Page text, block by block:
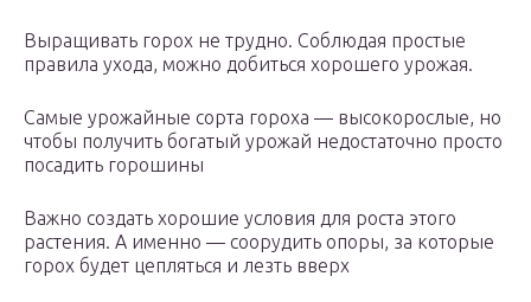
Выращивать горох не трудно. Соблюдая простые
правила ухода, можно добиться хорошего урожая.
Самые урожайные сорта гороха — высокорослые, но
чтобы получить богатый урожай недостаточно просто
посадить горошины
Важно создать хорошие условия для роста этого
растения. А именно — соорудить опоры, за которые
горох будет цепляться и лезть вверх